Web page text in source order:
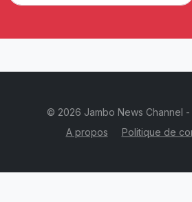
© 2026 Jambo News Channel
A propos
Politique de